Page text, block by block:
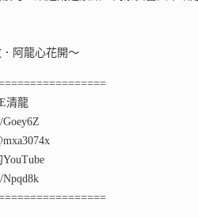
阿龍心花開～
清龍
Npqd8k